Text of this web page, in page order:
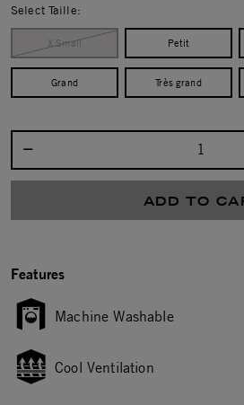
Select Taille:
X Small Petit
Grand Très grand
ADD TO
Features
Machine Washable
Cool Ventilation